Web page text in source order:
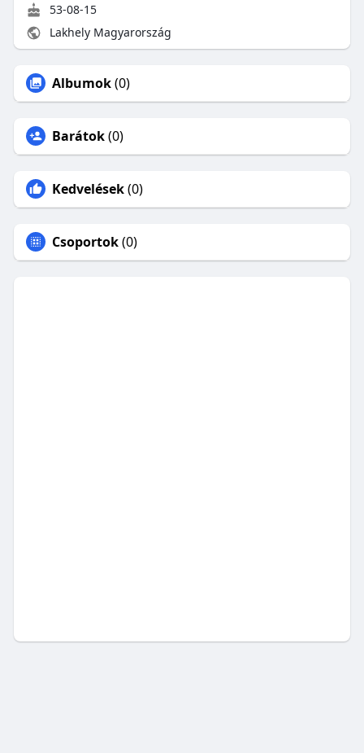
53-08-15
Lakhely Magyarország
Albumok(0)
Barátok(0)
Kedvelések(0)
Csoportok(0)